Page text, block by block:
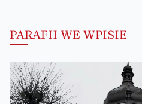
PARAFII WE WPISIE